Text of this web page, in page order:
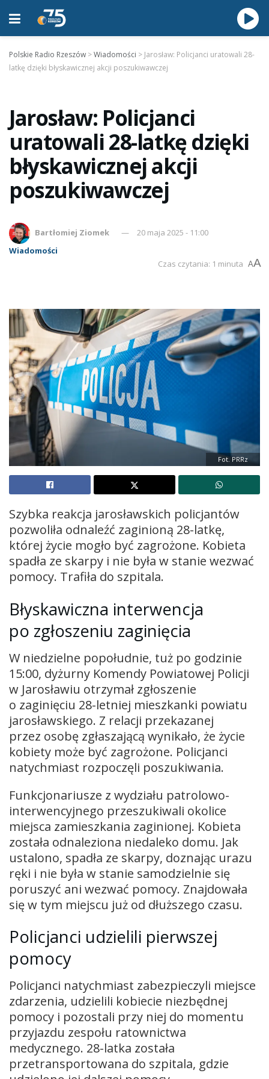
Polskie Radio Rzeszów >Wiadomości > Jarosław: Policjanci uratowali 28-
latkę dzięki błyskawicznej akcji poszukiwawczej
Jarosław: Policjanci
uratowali 28-latkę dzięki
błyskawicznej akcji
poszukiwawczej
Bartłomiej Ziomek
20 maja 2025 - 11:00
Wiadomości
Czas czytania: 1 minuta AA
Fot. PRRz
Szybka reakcja jarosławskich policjantów
pozwoliła odnaleźć zaginioną 28-latkę,
której życie mogło być zagrożone. Kobieta
spadła ze skarpy i nie była w stanie wezwać
pomocy. Trafiła do szpitala.
Błyskawiczna interwencja
po zgłoszeniu zaginięcia
W niedzielne popołudnie, tuż po godzinie
15:00, dyżurny Komendy Powiatowej Policji
w Jarosławiu otrzymał zgłoszenie
o zaginięciu 28-letniej mieszkanki powiatu
jarosławskiego. Z relacji przekazanej
przez osobę zgłaszającą wynikało, że życie
kobiety może być zagrożone. Policjanci
natychmiast rozpoczęli poszukiwania.
Funkcjonariusze z wydziału patrolowo-
interwencyjnego przeszukiwali okolice
miejsca zamieszkania zaginionej. Kobieta
została odnaleziona niedaleko domu. Jak
ustalono, spadła ze skarpy, doznając urazu
ręki i nie była w stanie samodzielnie się
poruszyć ani wezwać pomocy. Znajdowała
się w tym miejscu już od dłuższego czasu.
Policjanci udzielili pierwszej
pomocy
Policjanci natychmiast zabezpieczyli miejsce
zdarzenia, udzielili kobiecie niezbędnej
pomocy i pozostali przy niej do momentu
przyjazdu zespołu ratownictwa
medycznego. 28-latka została
przetransportowana do szpitala, gdzie